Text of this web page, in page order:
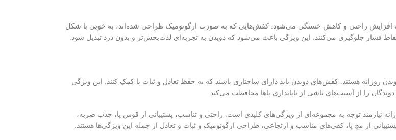
افزایش راحتی و کاهش خستگی می‌شود. کفش‌هایی که به صورت ارگونومیک طراحی شده‌اند، به خوبی با شکل
نقاط فشار جلوگیری می‌کنند. این ویژگی باعث می‌شود که دویدن به تجربه‌ای لذت‌بخش‌تر و بدون درد تبدیل شود.
روزانه هستند. کفش‌های دویدن باید دارای ساختاری باشند که به حفظ تعادل و ثبات پا کمک کنند. این ویژگی
را از آسیب‌های ناشی از ناپایداری پاها محافظت می‌کند.
نیازمند توجه به مجموعه‌ای از ویژگی‌های کلیدی است. راحتی و تناسب، پشتیبانی از قوس پا، جذب ضربه،
از مچ پا، کفی‌های مناسب و ارتجاعی، طراحی ارگونومیک و ثبات و تعادل از جمله این ویژگی‌ها هستند.